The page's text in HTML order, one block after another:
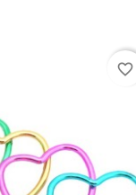
favorite_border